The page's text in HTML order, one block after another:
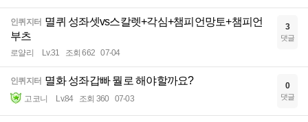
인퀴지터 멸퀴 성좌셋vs스칼렛+각심+챔피언망토+챔피언
부츠
로얄리 Lv.31 조회 662 07-04
3
댓글
인퀴지터 멸화 성좌갑빠 뭘로 해야할까요?
고코니 Lv.84 조회 360 07-03
0
댓글